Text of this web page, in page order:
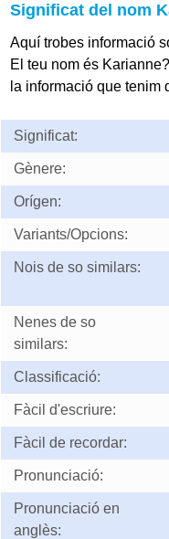
Significat del nom
Aquí trobes informació
El teu nom és
la informació que tenim
Significat:
Gènere:
Orígen:
Variants/Opcions:
Nois de so similars:
Nenes de so
similars:
Classificació:
Fàcil d'escriure:
Fàcil de recordar:
Pronunciació:
Pronunciació en
anglès: